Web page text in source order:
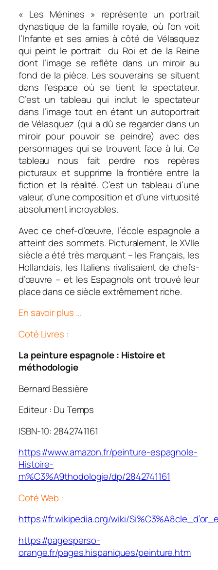
« Les Ménines » représente un portrait
dynastique de la famille royale, où l’on voit
l’Infante et ses amies à côté de Vélasquez
qui peint le portrait du Roi et de la Reine
dont l’image se reflète dans un miroir au
fond de la pièce. Les souverains se situent
dans l’espace où se tient le spectateur.
C’est un tableau qui inclut le spectateur
dans l’image tout en étant un autoportrait
de Vélasquez (qui a dû se regarder dans un
miroir pour pouvoir se peindre) avec des
personnages qui se trouvent face à lui. Ce
tableau nous fait perdre nos repères
picturaux et supprime la frontière entre la
fiction et la réalité. C’est un tableau d’une
valeur, d’une composition et d’une virtuosité
absolument incroyables.
Avec ce chef-d’œuvre, l’école espagnole a
atteint des sommets. Picturalement, le XVIIe
siècle a été très marquant – les Français, les
Hollandais, les Italiens rivalisaient de chefs-
d’œuvre – et les Espagnols ont trouvé leur
place dans ce siècle extrêmement riche.
En savoir plus …
Coté Livres :
La peinture espagnole : Histoire et
méthodologie
Bernard Bessière
Editeur : Du Temps
ISBN-10: 2842741161
https://www.amazon.fr/peinture-espagnole-
Histoire-
m%C3%A9thodologie/dp/2842741161
Coté Web :
https://fr.wikipedia.org/wiki/
https://pagesperso-
orange.fr/pages.hispaniques/peinture.htm